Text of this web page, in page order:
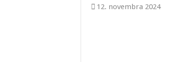
12. novembra 2024